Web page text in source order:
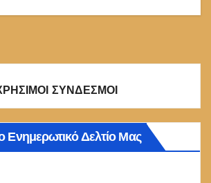
ΣΥΝΔΕΣΜΟΙ
Ενημερωτικό Δελτίο Μας